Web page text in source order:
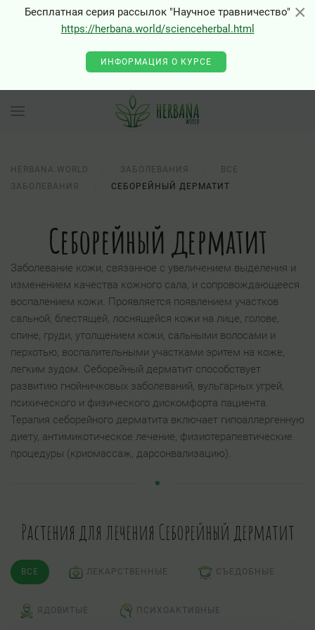
×
Бесплатная серия рассылок "Научное травничество"
https://herbana.world/scienceherbal.html
ИНФОРМАЦИЯ О КУРСЕ
HERBANA.WORLD ЗАБОЛЕВАНИЯ
ВСЕ
ЗАБОЛЕВАНИЯ
СЕБОРЕЙНЫЙ ДЕРМАТИТ
Себорейный дерматит
Заболевание кожи, связанное с увеличением выделения и
изменением качества кожного сала, и сопровождающееся
воспалением кожи. Проявляется появлением участков
сальной, блестящей, лоснящейся кожи на лице, голове,
спине, груди, утолщением кожи, сальными волосами и
перхотью, воспалительными участками эритем на коже,
легким зудом. Себорейный дерматит способствует
развитию гнойничковых заболеваний, вульгарных угрей,
психического и физического дискомфорта пациента.
Терапия себорейного дерматита включает гипоаллергенную
диету, антимикотическое лечение, физиотерапевтические
процедуры (криомассаж, дарсонвализацию).
Растения для лечения Себорейный дерматит
ВСЕ ЛЕКАРСТВЕННЫЕ СЪЕДОБНЫЕ
ЯДОВИТЫЕ ПСИХОАКТИВНЫЕ
×
0 - Class "Joomla\Input\Json" not found